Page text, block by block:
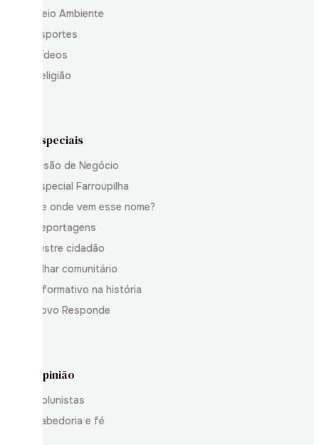
Meio Ambiente
Esportes
Vídeos
Religião
Especiais
Visão de Negócio
Especial Farroupilha
De onde vem esse nome?
Reportagens
Ilustre cidadão
Olhar comunitário
Informativo na história
Povo Responde
Opinião
Colunistas
Sabedoria e fé